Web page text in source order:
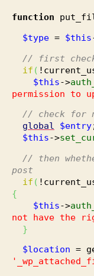
function
$type = $this
// first
if (
$this->
permission to
// check for
global
$entry
$this->
// then
post
if (
{
$this->
not have the
}
$location =